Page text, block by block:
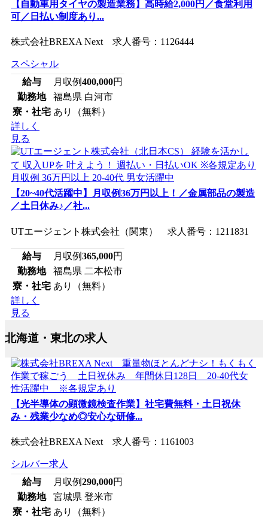
【自動車用タイヤの製造業務】高時給2,000円／食堂利用
可／日払い制度あり...
株式会社BREXA Next 求人番号：1126444
スペシャル
給与
月収例400,000円
勤務地
福島県 白河市
寮・社宅 あり（無料）
詳しく
見る
【20~40代活躍中】月収例36万円以上！／金属部品の製造
／土日休み♪／社...
UTエージェント株式会社（関東） 求人番号：1211831
給与 月収例365,000円
勤務地
福島県 二本松市
寮・社宅 あり（無料）
詳しく
見る
北海道・東北の求人
【光半導体の顕微鏡検査作業】社宅費無料・土日祝休
み・残業少なめ◎安心な研修...
株式会社BREXA Next 求人番号：1161003
シルバー求人
給与
月収例290,000円
勤務地
宮城県 登米市
寮・社宅 あり（無料）